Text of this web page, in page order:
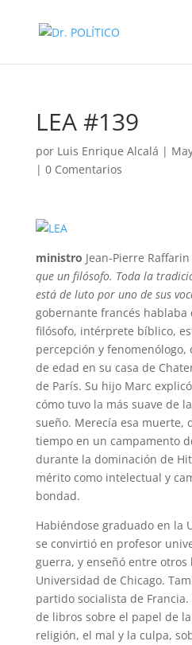
LEA #139
por Luis Enrique Alcalá |
| 0 Comentarios
ministro Jean-Pierre
que un filósofo. Toda la
está de luto por uno de sus
gobernante francés hablaba
filósofo, intérprete bíblico,
percepción y fenomenólogo,
de edad en su casa de
de París. Su hijo Marc
cómo tuvo la más suave de
sueño. Merecía esa muerte,
tiempo en un campamento
durante la dominación de
mérito como intelectual y
bondad.
Habiéndose graduado en la
se convirtió en profesor
guerra, y enseñó entre otros
Universidad de Chicago.
partido socialista de
de libros sobre el papel de
religión, el mal y la culpa,